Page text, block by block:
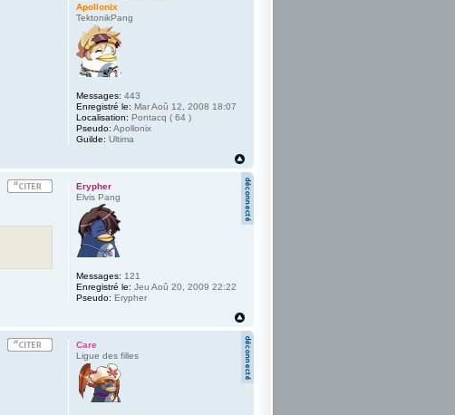
Apollonix
TektonikPang
Messages: 443
Enregistré le: Mar Aoû 12, 2008 18:07
Localisation: Pontacq ( 64 )
Pseudo: Apollonix
Guilde: Ultima
Erypher
Elvis Pang
Messages: 121
Enregistré le: Jeu Aoû 20, 2009 22:22
Pseudo: Erypher
Care
Ligue des filles